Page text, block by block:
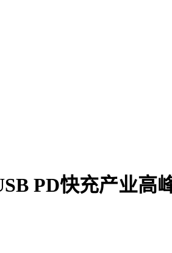
PD快充产业